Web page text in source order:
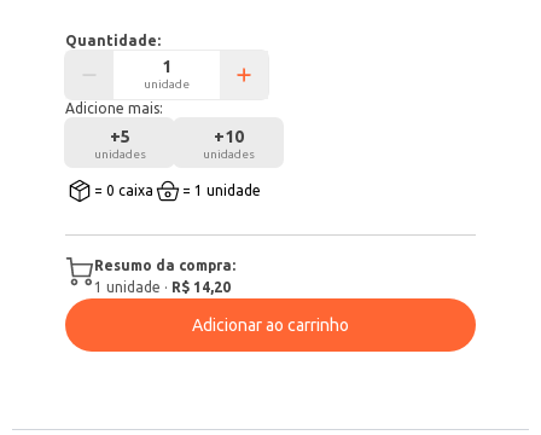
Quantidade:
unidade
Adicione mais:
+5
unidades
+10
unidades
= 0 caixa = 1 unidade
Resumo da compra:
1 unidade · R$ 14,20
Adicionar ao carrinho